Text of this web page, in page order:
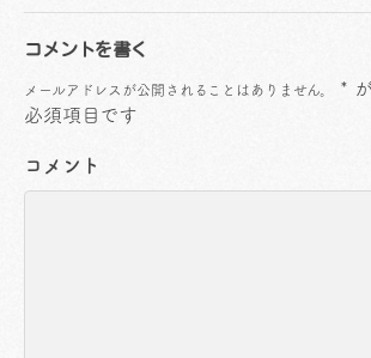
コメントを書く
メールアドレスが公開されることはありません。 *
必須項目です
コメント